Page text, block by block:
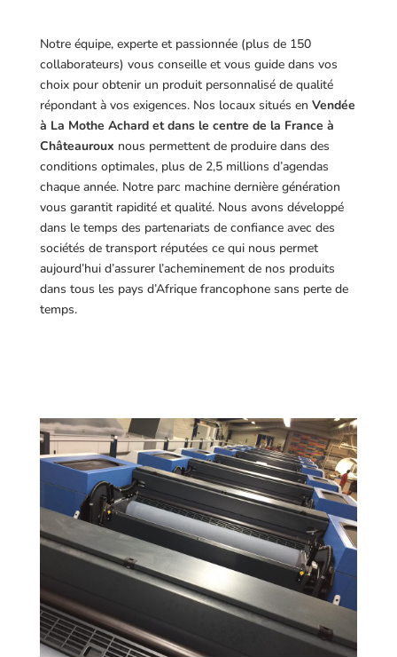
Notre équipe, experte et passionnée (plus de 150
collaborateurs) vous conseille et vous guide dans vos
choix pour obtenir un produit personnalisé de qualité
répondant à vos exigences. Nos locaux situés en Vendée
à La Mothe Achard et dans le centre de la France à
Châteauroux nous permettent de produire dans des
conditions optimales, plus de 2,5 millions d’agendas
chaque année. Notre parc machine dernière génération
vous garantit rapidité et qualité. Nous avons développé
dans le temps des partenariats de confiance avec des
sociétés de transport réputées ce qui nous permet
aujourd’hui d’assurer l’acheminement de nos produits
dans tous les pays d’Afrique francophone sans perte de
temps.